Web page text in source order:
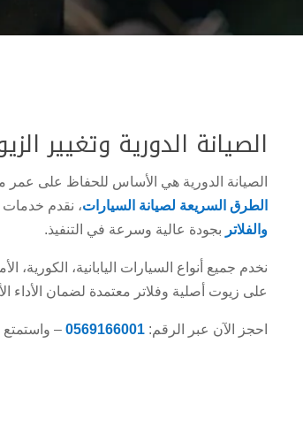
الصيانة الدورية وتغيير
الصيانة الدورية هي الأساس للحفاظ على عمر
الطرق السريعة لصيانة السيارات، نقدم
والفلاتر بجودة عالية وسرعة في التنفيذ.
نخدم جميع أنواع السيارات اليابانية، الكورية،
على زيوت أصلية وفلاتر معتمدة لضمان الأداء
احجز الآن عبر الرقم:0569166001
–